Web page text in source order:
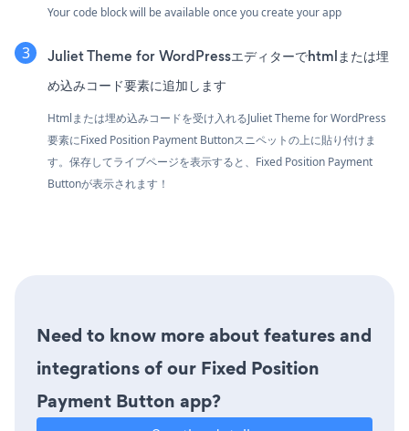
Your code block will be available once you create your app
Juliet Theme for WordPressエディターでhtmlまたは埋
め込みコード要素に追加します
Htmlまたは埋め込みコードを受け入れるJuliet Theme for WordPress
要素にFixed Position Payment Buttonスニペットの上に貼り付けま
す。保存してライブページを表示すると、Fixed Position Payment
Buttonが表示されます！
Need to know more about features and
integrations of our Fixed Position
Payment Button app?